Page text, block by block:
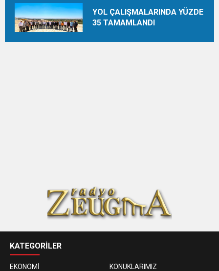
YOL ÇALIŞMALARINDA YÜZDE
35 TAMAMLANDI
KATEGORİLER
EKONOMİ
KONUKLARIMIZ